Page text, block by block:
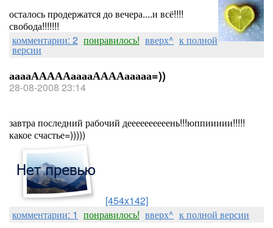
осталось продержатся до вечера....и всё!!!!
свобода!!!!!!!
комментарии: 2 понравилось! вверх^ к полной
версии
ааааАААААааааААААааааа=))
28-08-2008 23:14
завтра последний рабочий деееееееееень!!!юппиииии!!!!!
какое счастье=)))))
[454x142]
комментарии: 1 понравилось! вверх^ к полной версии